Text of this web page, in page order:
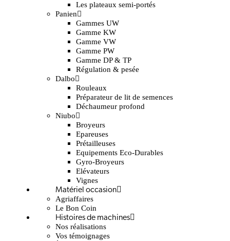
Les plateaux semi-portés
Panien
Gammes UW
Gamme KW
Gamme VW
Gamme PW
Gamme DP & TP
Régulation & pesée
Dalbo
Rouleaux
Préparateur de lit de semences
Déchaumeur profond
Niubo
Broyeurs
Epareuses
Prétailleuses
Equipements Eco-Durables
Gyro-Broyeurs
Elévateurs
Vignes
Matériel occasion
Agriaffaires
Le Bon Coin
Histoires de machines
Nos réalisations
Vos témoignages